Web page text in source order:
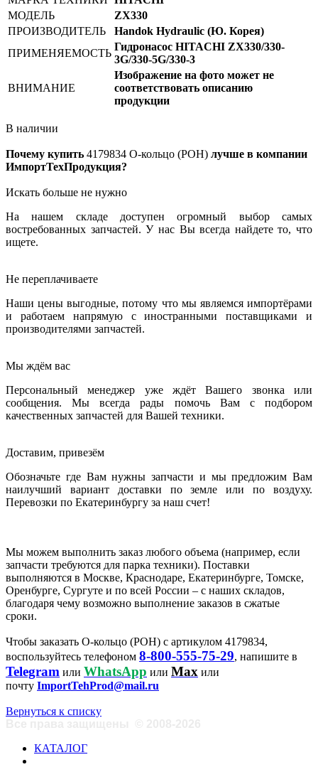
МОДЕЛЬ
ZX330
ПРОИЗВОДИТЕЛЬ
Handok Hydraulic (Ю. Корея)
ПРИМЕНЯЕМОСТЬ
Гидронасос HITACHI ZX330/330-
3G/330-5G/330-3
ВНИМАНИЕ
Изображение на фото может не
соответствовать описанию
продукции
В наличии
Почему купить 4179834 О-кольцо (РОН) лучше в компании
ИмпортТехПродукция?
Искать больше не нужно
На нашем складе доступен огромный выбор самых
востребованных запчастей. У нас Вы всегда найдете то, что
ищете.
Не переплачиваете
Наши цены выгодные, потому что мы являемся импортёрами
и работаем напрямую с иностранными поставщиками и
производителями запчастей.
Мы ждём вас
Персональный менеджер уже ждёт Вашего звонка или
сообщения. Мы всегда рады помочь Вам с подбором
качественных запчастей для Вашей техники.
Доставим, привезём
Обозначьте где Вам нужны запчасти и мы предложим Вам
наилучший вариант доставки по земле или по воздуху.
Перевозки по Екатеринбургу за наш счет!
Мы можем выполнить заказ любого объема (например, если
запчасти требуются для парка техники). Поставки
выполняются в Москве, Краснодаре, Екатеринбурге, Томске,
Оренбурге, Сургуте и по всей России – с наших складов,
благодаря чему возможно выполнение заказов в сжатые
сроки.
Чтобы заказать О-кольцо (РОН) с артикулом 4179834,
воспользуйтесь телефоном 8-800-555-75-29, напишите в
Telegram или WhatsApp или Max или
почту ImportTehProd@mail.ru
Вернуться к списку
КАТАЛОГ